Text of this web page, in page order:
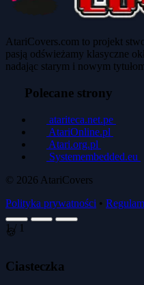
AtariCovers.com to projekt
pasją odświeżamy klasyczne
nadając starym i nowym
Polecane strony
atariteca.net.pe
AtariOnline.pl
Atari.org.pl
Systemembedded.eu
© 2026 AtariCovers
Polityka prywatności •
1/ 1
🍪
Ciasteczka